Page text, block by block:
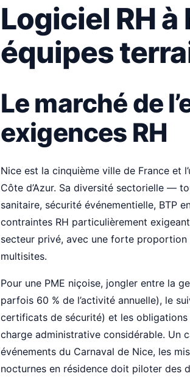
Logiciel RH
équipes
Le marché de
exigences RH
Nice est la cinquième ville de France et
Côte d’Azur. Sa diversité sectorielle —
sanitaire, sécurité événementielle, BTP
contraintes RH particulièrement
secteur privé, avec une forte
multisites.
Pour une PME niçoise, jongler entre la
parfois 60 % de l’activité annuelle), le
certificats de sécurité) et les
charge administrative considérable. Un
événements du Carnaval de Nice, les
nocturnes en résidence doit piloter des